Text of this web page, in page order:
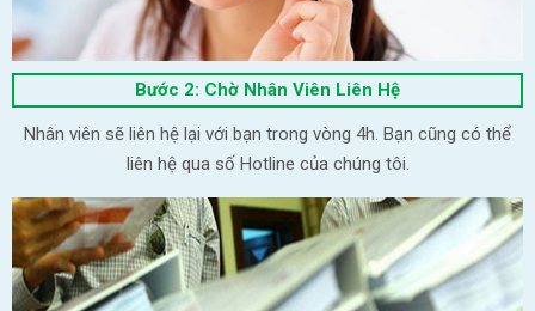
Bước 2: Chờ Nhân Viên Liên Hệ
Nhân viên sẽ liên hệ lại với bạn trong vòng 4h. Bạn cũng có thể
liên hệ qua số Hotline của chúng tôi.